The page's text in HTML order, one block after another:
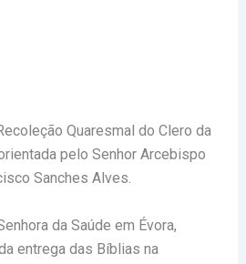
Quaresmal do Clero da
pelo Senhor Arcebispo
Sanches Alves.
da Saúde em Évora,
entrega das Bíblias na